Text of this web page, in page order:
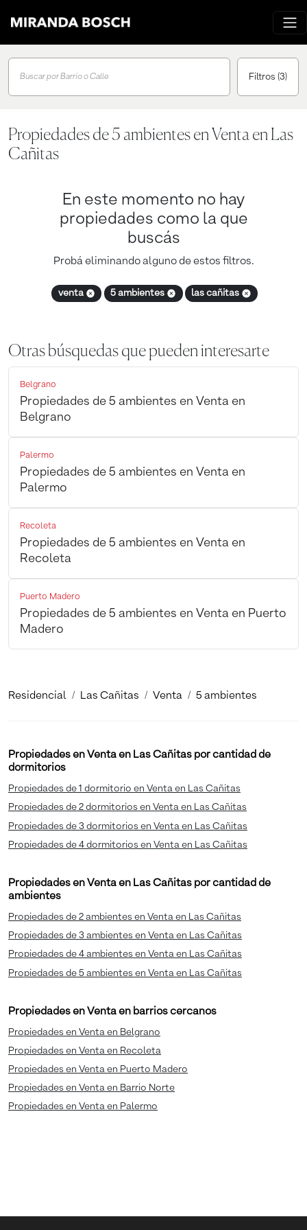
Buscar por Barrio o Calle Filtros (3)
Propiedades de 5 ambientes en Venta en Las
Cañitas
En este momento no hay
propiedades como la que
buscás
Probá eliminando alguno de estos filtros.
venta 5 ambientes las cañitas
Otras búsquedas que pueden interesarte
Belgrano
Propiedades de 5 ambientes en Venta en
Belgrano
Palermo
Propiedades de 5 ambientes en Venta en
Palermo
Recoleta
Propiedades de 5 ambientes en Venta en
Recoleta
Puerto Madero
Propiedades de 5 ambientes en Venta en Puerto
Madero
Residencial Las Cañitas Venta 5 ambientes
Propiedades en Venta en Las Cañitas por cantidad de
dormitorios
Propiedades de 1 dormitorio en Venta en Las Cañitas
Propiedades de 2 dormitorios en Venta en Las Cañitas
Propiedades de 3 dormitorios en Venta en Las Cañitas
Propiedades de 4 dormitorios en Venta en Las Cañitas
Propiedades en Venta en Las Cañitas por cantidad de
ambientes
Propiedades de 2 ambientes en Venta en Las Cañitas
Propiedades de 3 ambientes en Venta en Las Cañitas
Propiedades de 4 ambientes en Venta en Las Cañitas
Propiedades de 5 ambientes en Venta en Las Cañitas
Propiedades en Venta en barrios cercanos
Propiedades en Venta en Belgrano
Propiedades en Venta en Recoleta
Propiedades en Venta en Puerto Madero
Propiedades en Venta en Barrio Norte
Propiedades en Venta en Palermo